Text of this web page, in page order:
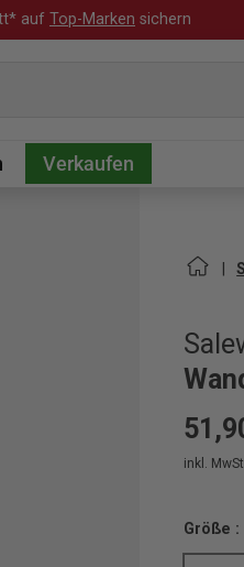
auf Top-Marken sichern
Verkaufen
inkl.
Größe :